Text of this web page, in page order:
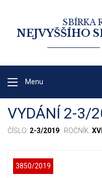
SBÍRKA
NEJVYŠŠÍHO
Menu
VYDÁNÍ 2-3/
ČÍSLO: 2-3/2019 · ROČNÍK: XVII
3850/2019